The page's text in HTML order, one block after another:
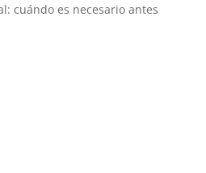
cuándo es necesario antes